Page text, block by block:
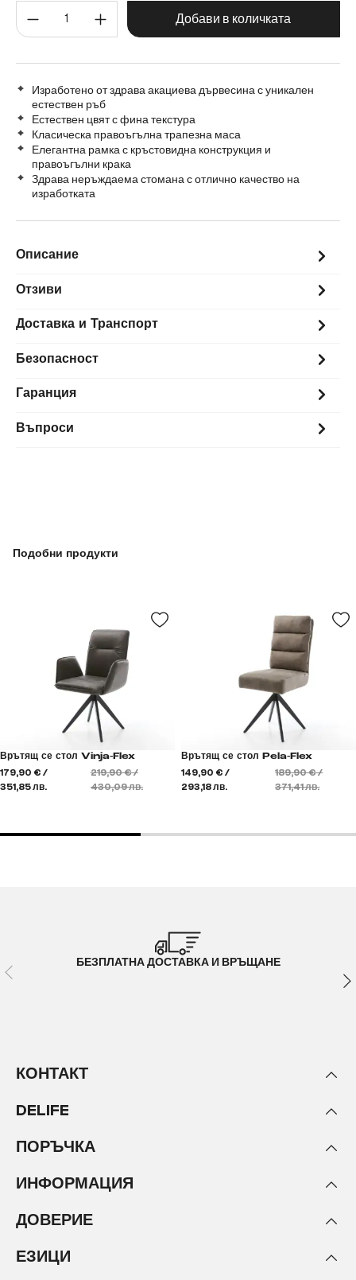
Количество на продукта:
Добави в количката
Изработено от здрава акациева дървесина с уникален
естествен ръб
Естествен цвят с фина текстура
Класическа правоъгълна трапезна маса
Елегантна рамка с кръстовидна конструкция и
правоъгълни крака
Здрава неръждаема стомана с отлично качество на
изработката
Описание
Отзиви
Доставка и Транспорт
Безопасност
Гаранция
Въпроси
Подобни продукти
Врътящ се стол Vinja-Flex
179,90 € /
351,85 лв.
219,90 € /
430,09 лв.
Врътящ се стол Pela-Flex
149,90 € /
293,18 лв.
189,90 € /
371,41 лв.
БЕЗПЛАТНА ДОСТАВКА И ВРЪЩАНЕ
КОНТАКТ
DELIFE
ПОРЪЧКА
ИНФОРМАЦИЯ
ДОВЕРИЕ
ЕЗИЦИ